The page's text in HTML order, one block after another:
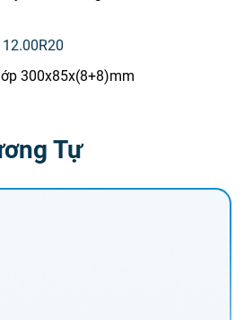
300x85x(8+8)mm
Tự